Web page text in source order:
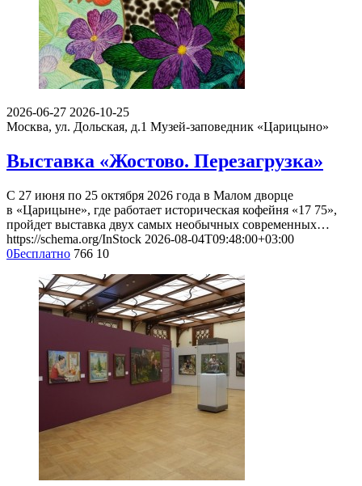
2026-06-27 2026-10-25
Москва, ул. Дольская, д.1 Музей-заповедник «Царицыно»
Выставка «Жостово. Перезагрузка»
С 27 июня по 25 октября 2026 года в Малом дворце
в «Царицыне», где работает историческая кофейня «17 75»,
пройдет выставка двух самых необычных современных…
https://schema.org/InStock 2026-08-04T09:48:00+03:00
0Бесплатно 766 10